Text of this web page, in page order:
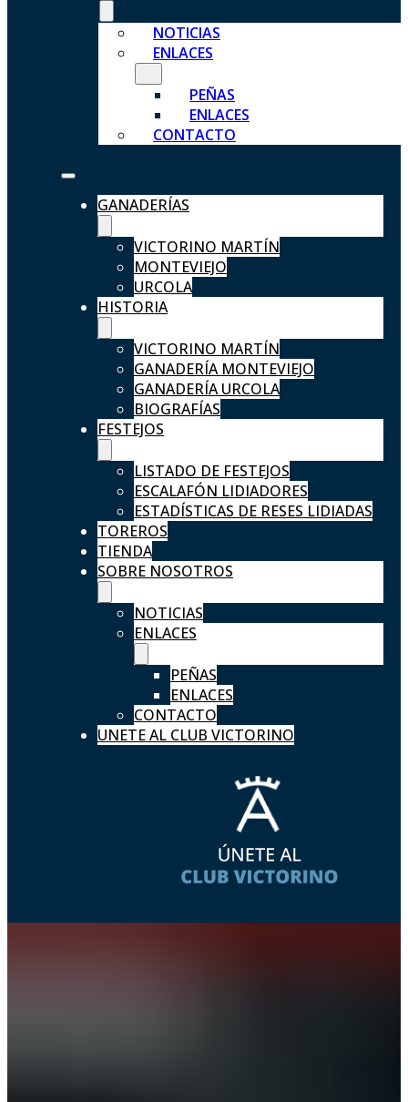
NOTICIAS
ENLACES
PEÑAS
ENLACES
CONTACTO
GANADERÍAS
VICTORINO MARTÍN
MONTEVIEJO
URCOLA
HISTORIA
VICTORINO MARTÍN
GANADERÍA MONTEVIEJO
GANADERÍA URCOLA
BIOGRAFÍAS
FESTEJOS
LISTADO DE FESTEJOS
ESCALAFÓN LIDIADORES
ESTADÍSTICAS DE RESES LIDIADAS
TOREROS
TIENDA
SOBRE NOSOTROS
NOTICIAS
ENLACES
PEÑAS
ENLACES
CONTACTO
UNETE AL CLUB VICTORINO